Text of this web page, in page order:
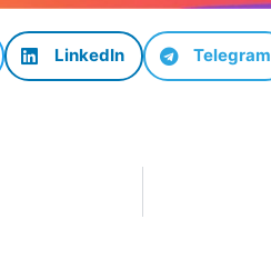
LinkedIn Telegram